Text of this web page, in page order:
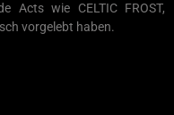
Acts wie CELTIC FROST,
vorgelebt haben.